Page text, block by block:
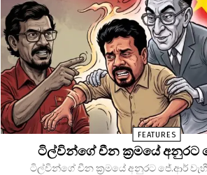
FEATURES
ටිල්වින්ගේ චීන ක්‍රමයේ අනුරට
ටිල්වින්ගේ චීන ක්‍රමයේ අනුරට ජේ.ආර්